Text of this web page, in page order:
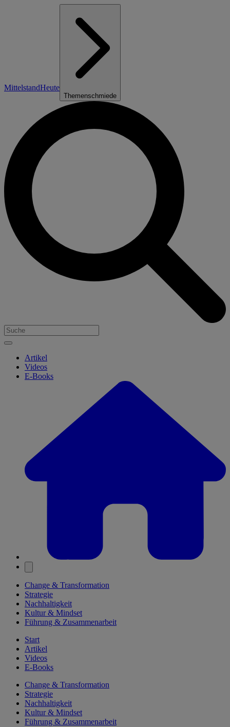
MittelstandHeute
Themenschmiede
Artikel
Videos
E-Books
Change & Transformation
Strategie
Nachhaltigkeit
Kultur & Mindset
Führung & Zusammenarbeit
Start
Artikel
Videos
E-Books
Change & Transformation
Strategie
Nachhaltigkeit
Kultur & Mindset
Führung & Zusammenarbeit